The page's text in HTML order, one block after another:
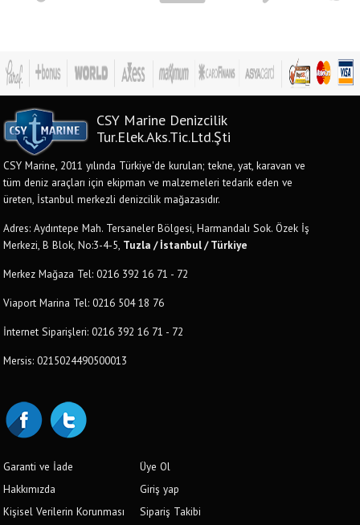
CSY Marine Denizcilik
Tur.Elek.Aks.Tic.Ltd.Şti
CSY Marine, 2011 yılında Türkiye'de kurulan; tekne, yat, karavan ve
tüm deniz araçları için ekipman ve malzemeleri tedarik eden ve
üreten, İstanbul merkezli denizcilik mağazasıdır.
Adres: Aydıntepe Mah. Tersaneler Bölgesi, Harmandalı Sok. Özek İş
Merkezi, B Blok, No:3-4-5, Tuzla / İstanbul / Türkiye
Merkez Mağaza Tel: 0216 392 16 71 - 72
Viaport Marina Tel: 0216 504 18 76
İnternet Siparişleri: 0216 392 16 71 - 72
Mersis: 0215024490500013
Garanti ve İade
Hakkımızda
Kişisel Verilerin Korunması
Üye Ol
Giriş yap
Sipariş Takibi